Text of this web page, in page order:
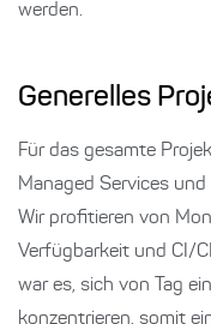
werden.
Generelles
Für das gesamte
Managed Services
Wir profitieren von
Verfügbarkeit und CI/
war es, sich von Tag
konzentrieren, somit